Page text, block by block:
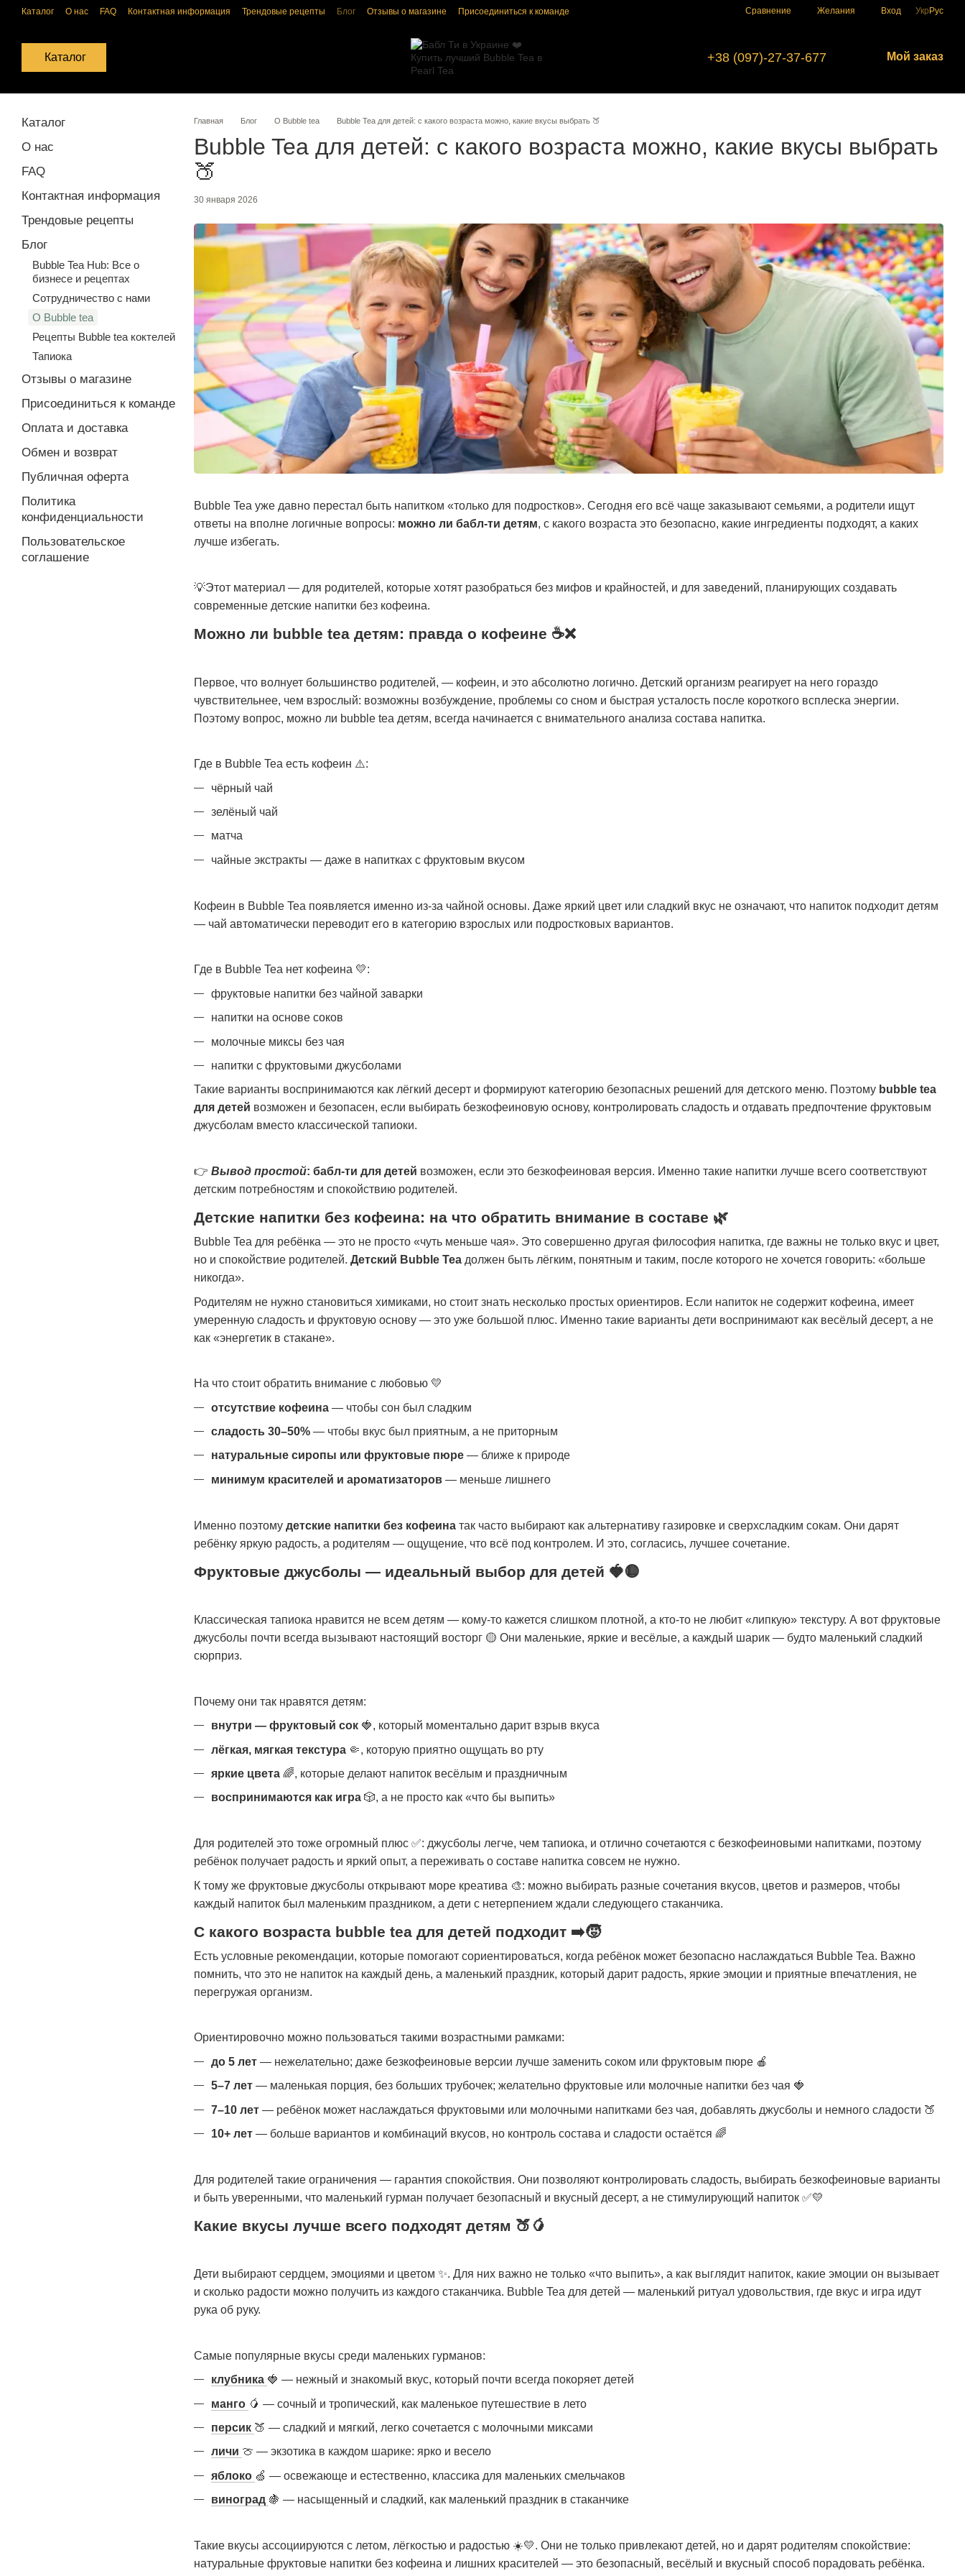
Перейти к основному контенту
Каталог О нас FAQ Контактная информация Трендовые рецепты Блог Отзывы о магазине
Присоединиться к команде
Сравнение Желания Вход Укр Рус
Каталог +38 (097)-27-37-677 Мой заказ
Главная Блог О Bubble tea Bubble Tea для детей: с какого возраста можно, какие вкусы выбрать 🍑
Bubble Tea для детей: с какого возраста можно, какие вкусы выбрать
🍑
30 января 2026
Bubble Tea уже давно перестал быть напитком «только для подростков». Сегодня его всё чаще заказывают семьями, а родители ищут
ответы на вполне логичные вопросы: можно ли бабл-ти детям, с какого возраста это безопасно, какие ингредиенты подходят, а каких
лучше избегать.
💡Этот материал — для родителей, которые хотят разобраться без мифов и крайностей, и для заведений, планирующих создавать
современные детские напитки без кофеина.
Можно ли bubble tea детям: правда о кофеине ☕❌
Первое, что волнует большинство родителей, — кофеин, и это абсолютно логично. Детский организм реагирует на него гораздо
чувствительнее, чем взрослый: возможны возбуждение, проблемы со сном и быстрая усталость после короткого всплеска энергии.
Поэтому вопрос, можно ли bubble tea детям, всегда начинается с внимательного анализа состава напитка.
Где в Bubble Tea есть кофеин ⚠️:
чёрный чай
зелёный чай
матча
чайные экстракты — даже в напитках с фруктовым вкусом
Кофеин в Bubble Tea появляется именно из-за чайной основы. Даже яркий цвет или сладкий вкус не означают, что напиток подходит детям
— чай автоматически переводит его в категорию взрослых или подростковых вариантов.
Где в Bubble Tea нет кофеина 💛:
фруктовые напитки без чайной заварки
напитки на основе соков
молочные миксы без чая
напитки с фруктовыми джусболами
Такие варианты воспринимаются как лёгкий десерт и формируют категорию безопасных решений для детского меню. Поэтому bubble tea
для детей возможен и безопасен, если выбирать безкофеиновую основу, контролировать сладость и отдавать предпочтение фруктовым
джусболам вместо классической тапиоки.
👉 Вывод простой: бабл-ти для детей возможен, если это безкофеиновая версия. Именно такие напитки лучше всего соответствуют
детским потребностям и спокойствию родителей.
Детские напитки без кофеина: на что обратить внимание в составе 🌿
Bubble Tea для ребёнка — это не просто «чуть меньше чая». Это совершенно другая философия напитка, где важны не только вкус и цвет,
но и спокойствие родителей. Детский Bubble Tea должен быть лёгким, понятным и таким, после которого не хочется говорить: «больше
никогда».
Родителям не нужно становиться химиками, но стоит знать несколько простых ориентиров. Если напиток не содержит кофеина, имеет
умеренную сладость и фруктовую основу — это уже большой плюс. Именно такие варианты дети воспринимают как весёлый десерт, а не
как «энергетик в стакане».
На что стоит обратить внимание с любовью 💛
отсутствие кофеина — чтобы сон был сладким
сладость 30–50% — чтобы вкус был приятным, а не приторным
натуральные сиропы или фруктовые пюре — ближе к природе
минимум красителей и ароматизаторов — меньше лишнего
Именно поэтому детские напитки без кофеина так часто выбирают как альтернативу газировке и сверхсладким сокам. Они дарят
ребёнку яркую радость, а родителям — ощущение, что всё под контролем. И это, согласись, лучшее сочетание.
Фруктовые джусболы — идеальный выбор для детей 🍓🟡
Классическая тапиока нравится не всем детям — кому-то кажется слишком плотной, а кто-то не любит «липкую» текстуру. А вот фруктовые
джусболы почти всегда вызывают настоящий восторг 🟡 Они маленькие, яркие и весёлые, а каждый шарик — будто маленький сладкий
сюрприз.
Почему они так нравятся детям:
внутри — фруктовый сок 🍓, который моментально дарит взрыв вкуса
лёгкая, мягкая текстура 🤏, которую приятно ощущать во рту
яркие цвета 🌈, которые делают напиток весёлым и праздничным
воспринимаются как игра 🎲, а не просто как «что бы выпить»
Для родителей это тоже огромный плюс ✅: джусболы легче, чем тапиока, и отлично сочетаются с безкофеиновыми напитками, поэтому
ребёнок получает радость и яркий опыт, а переживать о составе напитка совсем не нужно.
К тому же фруктовые джусболы открывают море креатива 🎨: можно выбирать разные сочетания вкусов, цветов и размеров, чтобы
каждый напиток был маленьким праздником, а дети с нетерпением ждали следующего стаканчика.
С какого возраста bubble tea для детей подходит ➡️🧒
Есть условные рекомендации, которые помогают сориентироваться, когда ребёнок может безопасно наслаждаться Bubble Tea. Важно
помнить, что это не напиток на каждый день, а маленький праздник, который дарит радость, яркие эмоции и приятные впечатления, не
перегружая организм.
Ориентировочно можно пользоваться такими возрастными рамками:
до 5 лет — нежелательно; даже безкофеиновые версии лучше заменить соком или фруктовым пюре 🍎
5–7 лет — маленькая порция, без больших трубочек; желательно фруктовые или молочные напитки без чая 🍓
7–10 лет — ребёнок может наслаждаться фруктовыми или молочными напитками без чая, добавлять джусболы и немного сладости 🍑
10+ лет — больше вариантов и комбинаций вкусов, но контроль состава и сладости остаётся 🌈
Для родителей такие ограничения — гарантия спокойствия. Они позволяют контролировать сладость, выбирать безкофеиновые варианты
и быть уверенными, что маленький гурман получает безопасный и вкусный десерт, а не стимулирующий напиток ✅💛
Какие вкусы лучше всего подходят детям 🍑🥭
Дети выбирают сердцем, эмоциями и цветом ✨. Для них важно не только «что выпить», а как выглядит напиток, какие эмоции он вызывает
и сколько радости можно получить из каждого стаканчика. Bubble Tea для детей — маленький ритуал удовольствия, где вкус и игра идут
рука об руку.
Самые популярные вкусы среди маленьких гурманов:
клубника 🍓 — нежный и знакомый вкус, который почти всегда покоряет детей
манго 🥭 — сочный и тропический, как маленькое путешествие в лето
персик 🍑 — сладкий и мягкий, легко сочетается с молочными миксами
личи 🍈 — экзотика в каждом шарике: ярко и весело
яблоко 🍏 — освежающе и естественно, классика для маленьких смельчаков
виноград 🍇 — насыщенный и сладкий, как маленький праздник в стаканчике
Такие вкусы ассоциируются с летом, лёгкостью и радостью ☀️💛. Они не только привлекают детей, но и дарят родителям спокойствие:
натуральные фруктовые напитки без кофеина и лишних красителей — это безопасный, весёлый и вкусный способ порадовать ребёнка.
Каталог
О нас
FAQ
Контактная информация
Трендовые рецепты
Блог
Bubble Tea Hub: Все о
бизнесе и рецептах
Сотрудничество с нами
О Bubble tea
Рецепты Bubble tea коктелей
Тапиока
Отзывы о магазине
Присоединиться к команде
Оплата и доставка
Обмен и возврат
Публичная оферта
Политика
конфиденциальности
Пользовательское
соглашение